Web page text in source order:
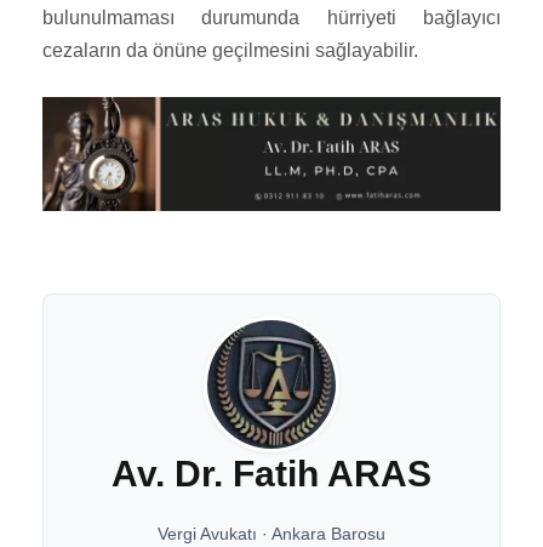
bulunulmaması durumunda hürriyeti bağlayıcı
cezaların da önüne geçilmesini sağlayabilir.
Av. Dr. Fatih ARAS
Vergi Avukatı · Ankara Barosu